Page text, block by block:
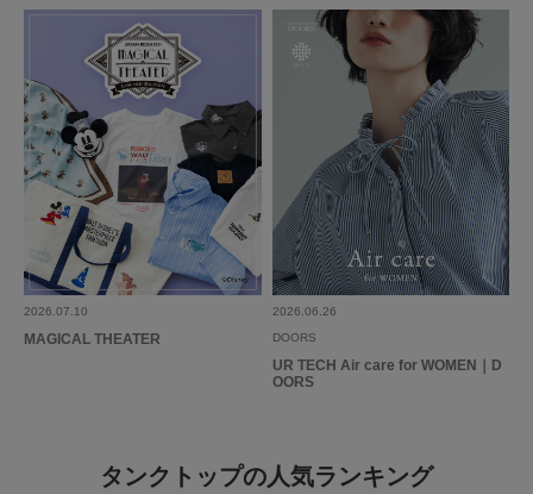
2026.07.10
MAGICAL THEATER
2026.06.26
DOORS
UR TECH Air care for WOMEN｜D
OORS
タンクトップの人気ランキング